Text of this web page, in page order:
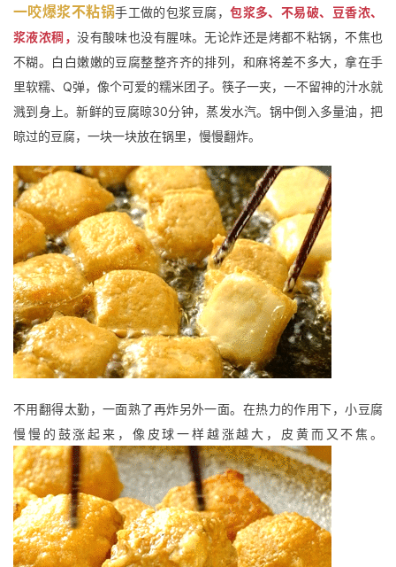
公
益
慈
教
人
物
寺
院
巡
礼
视
纪
录
佛
教
艺
登录 注册
一咬爆浆不粘锅手工做的包浆豆腐，包浆多、不易破、豆香浓、
浆液浓稠，没有酸味也没有腥味。无论炸还是烤都不粘锅，不焦也
不糊。
白白嫩嫩的豆腐整整齐齐的排列，和麻将差不多大，拿在手
里软糯、Q弹，像个可爱的糯米团子。筷子一夹，一不留神的汁水就
溅到身上。新鲜的豆腐晾30分钟，蒸发水汽。锅中倒入多量油，把
晾过的豆腐，一块一块放在锅里，慢慢翻炸。
不用翻得太勤，一面熟了再炸另外一面。在热力的作用下，小豆腐
慢慢的鼓涨起来，像皮球一样越涨越大，皮黄而又不焦。